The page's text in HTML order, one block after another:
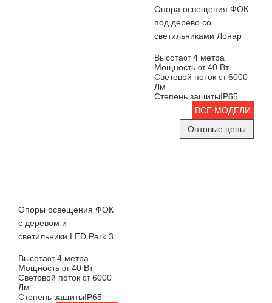
Опора освещения ФОК
под дерево со
светильниками Лонар
Высотаот 4 метра
Мощность от 40 Вт
Световой поток от 6000
Лм
Степень защитыIP65
ВСЕ МОДЕЛИ
Оптовые цены
Опоры освещения ФОК
с деревом и
светильники LED Park 3
Высотаот 4 метра
Мощность от 40 Вт
Световой поток от 6000
Лм
Степень защитыIP65